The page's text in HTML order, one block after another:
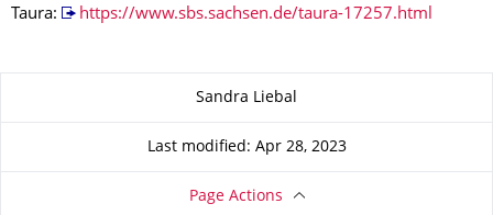
Taura:
https://www.sbs.sachsen.de/taura-17257.html
Sandra Liebal
Last modified: Apr 28, 2023
Page Actions